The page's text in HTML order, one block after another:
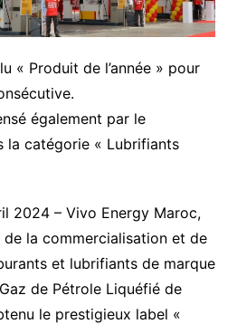
« Produit de l’année » pour
également par le
la catégorie « Lubrifiants
2024 – Vivo Energy Maroc,
de la commercialisation et de
et lubrifiants de marque
de Pétrole Liquéfié de
le prestigieux label «